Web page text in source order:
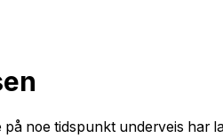
noe tidspunkt underveis har